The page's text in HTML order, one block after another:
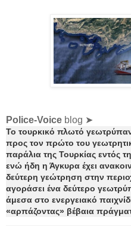
Police-Voice blog ➤
Το τουρκικό πλωτό
προς τον πρώτο του
παράλια της Τουρκίας εντός
ενώ ήδη η Άγκυρα έχει
δεύτερη γεώτρηση στην
αγοράσει ένα δεύτερο
άμεσα στο ενεργειακό
«αρπάζοντας» βέβαια